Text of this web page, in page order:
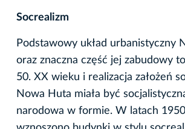
Socrealizm
Podstawowy układ urbanistyczny
oraz znaczna część jej zabudowy
50. XX wieku i realizacja założeń
Nowa Huta miała być
narodowa w formie. W latach